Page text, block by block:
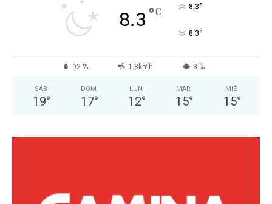
8.3 °C 8.3°
8.3°
92 % 1.8kmh 3 %
SÁB
19°
DOM
17°
LUN
12°
MAR
15°
MIÉ
15°